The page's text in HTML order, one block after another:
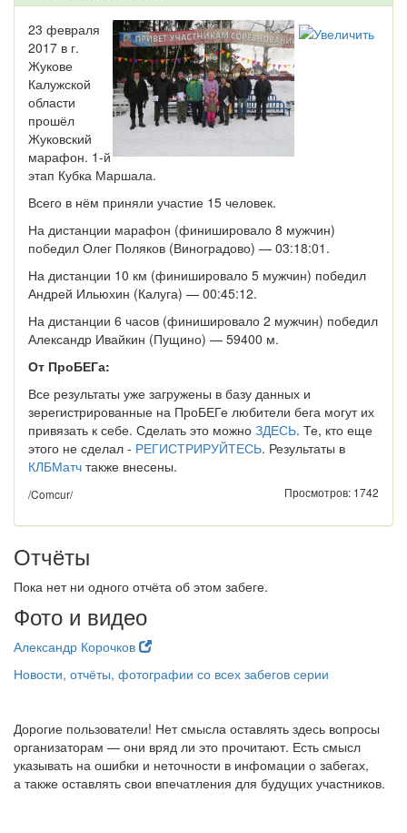
23 февраля
2017 в г.
Жукове
Калужской
области
прошёл
Жуковский
марафон. 1-й
этап Кубка Маршала.
Всего в нём приняли участие 15 человек.
На дистанции марафон (финишировало 8 мужчин)
победил Олег Поляков (Виноградово) — 03:18:01.
На дистанции 10 км (финишировало 5 мужчин) победил
Андрей Ильюхин (Калуга) — 00:45:12.
На дистанции 6 часов (финишировало 2 мужчин) победил
Александр Ивайкин (Пущино) — 59400 м.
От ПроБЕГа:
Все результаты уже загружены в базу данных и
зерегистрированные на ПроБЕГе любители бега могут их
привязать к себе. Сделать это можно ЗДЕСЬ. Те, кто еще
этого не сделал - РЕГИСТРИРУЙТЕСЬ. Результаты в
КЛБМатч также внесены.
Просмотров: 1742
/Comcur/
Отчёты
Пока нет ни одного отчёта об этом забеге.
Фото и видео
Александр Корочков
Новости, отчёты, фотографии со всех забегов серии
Дорогие пользователи! Нет смысла оставлять здесь вопросы
организаторам — они вряд ли это прочитают. Есть смысл
указывать на ошибки и неточности в инфомации о забегах,
а также оставлять свои впечатления для будущих участников.